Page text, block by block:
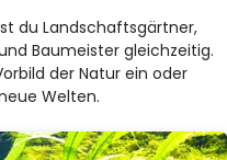
du Landschaftsgärtner,
Baumeister gleichzeitig.
der Natur ein oder
Welten.